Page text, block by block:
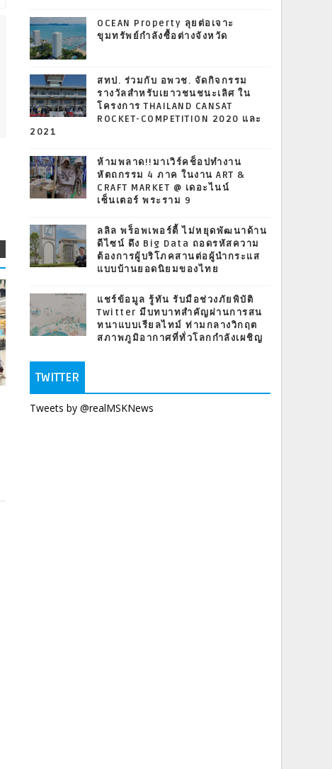
OCEAN Property ลุยต่อเจาะ
ขุมทรัพย์กำลังซื้อต่างจังหวัด
สทป. ร่วมกับ อพวช. จัดกิจกรรม
รางวัลสำหรับเยาวชนชนะเลิศ ใน
โครงการ THAILAND CANSAT
ROCKET-COMPETITION 2020 และ
2021
ห้ามพลาด!!มาเวิร์คช็อปทำงาน
หัตถกรรม 4 ภาค ในงาน ART &
CRAFT MARKET @ เดอะไนน์
เซ็นเตอร์ พระราม 9
ลลิล พร็อพเพอร์ตี้ ไม่หยุดพัฒนาด้าน
ดีไซน์ ดึง Big Data ถอดรหัสความ
ต้องการผู้บริโภคสานต่อผู้นำกระแส
แบบบ้านยอดนิยมของไทย
แชร์ข้อมูล รู้ทัน รับมือช่วงภัยพิบัติ
Twitter มีบทบาทสำคัญผ่านการสน
ทนาแบบเรียลไทม์ ท่ามกลางวิกฤต
สภาพภูมิอากาศที่ทั่วโลกกำลังเผชิญ
TWITTER
Tweets by @realMSKNews